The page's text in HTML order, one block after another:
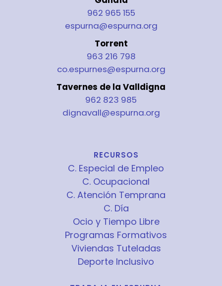
962 965 155
espurna@espurna.org
Torrent
963 216 798
co.espurnes@espurna.org
Tavernes de la Valldigna
962 823 985
dignavall@espurna.org
RECURSOS
C. Especial de Empleo
C. Ocupacional
C. Atención Temprana
C. Día
Ocio y Tiempo Libre
Programas Formativos
Viviendas Tuteladas
Deporte Inclusivo